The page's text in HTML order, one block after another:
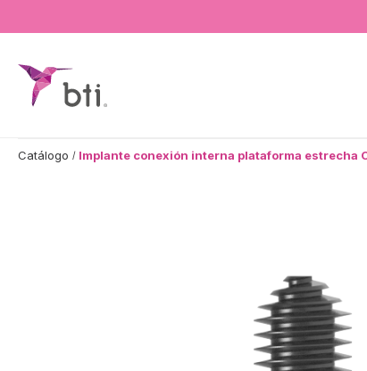
BTI - Human Tecnology
Catálogo Implante conexión interna plataforma estrecha